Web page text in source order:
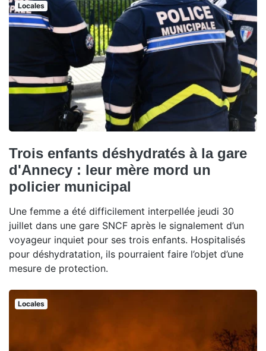
Locales
Trois enfants déshydratés à la gare
d'Annecy : leur mère mord un
policier municipal
Une femme a été difficilement interpellée jeudi 30
juillet dans une gare SNCF après le signalement d’un
voyageur inquiet pour ses trois enfants. Hospitalisés
pour déshydratation, ils pourraient faire l’objet d’une
mesure de protection.
Locales